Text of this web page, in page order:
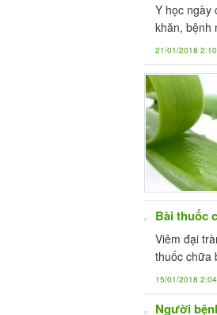
Y học ngày
khăn, bệnh
21/01/2018 2:10
Bài thuốc
Viêm đại
thuốc chữa
15/01/2018 2:04
Người